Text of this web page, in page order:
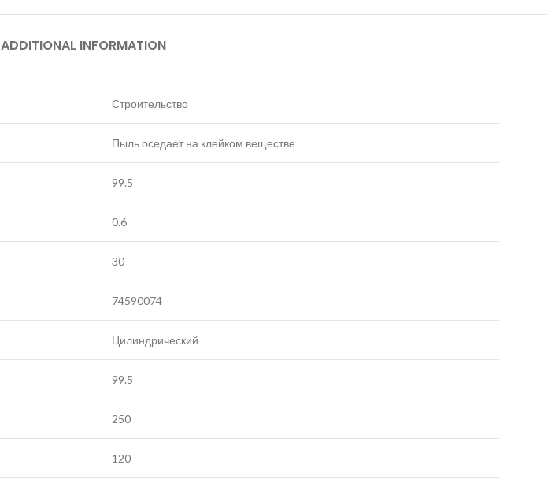
ADDITIONAL INFORMATION
Строительство
Пыль оседает на клейком веществе
99.5
0.6
30
74590074
Цилиндрический
99.5
250
120